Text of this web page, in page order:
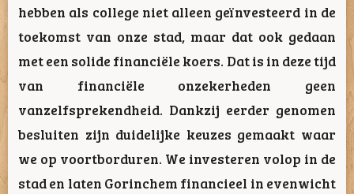
hebben als college niet alleen geïnvesteerd in de
toekomst van onze stad, maar dat ook gedaan
met een solide financiële koers. Dat is in deze tijd
van financiële onzekerheden geen
vanzelfsprekendheid. Dankzij eerder genomen
besluiten zijn duidelijke keuzes gemaakt waar
we op voortborduren. We investeren volop in de
stad en laten Gorinchem financieel in evenwicht